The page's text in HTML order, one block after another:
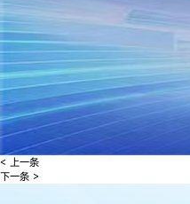
< 上一条
下一条 >